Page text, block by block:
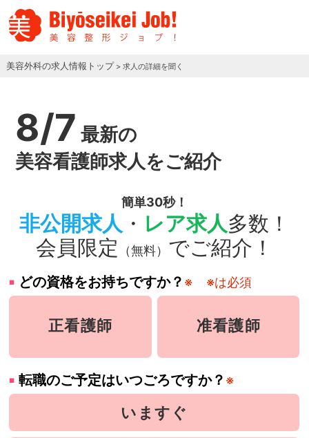
美容外科の求人情報トップ > 求人の詳細を聞く
8/7 最新の
美容看護師求人をご紹介
簡単30秒！
非公開求人 ・ レア求人多数！
会員限定
（無料） でご紹介！
どの資格をお持ちですか？ ※ ※は必須
正看護師 准看護師
転職のご予定はいつごろですか？ ※
いますぐ